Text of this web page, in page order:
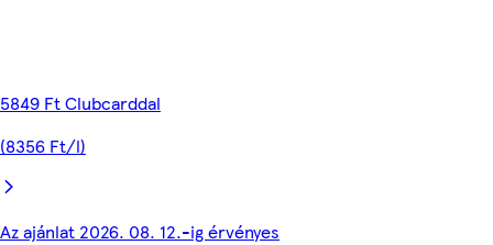
5849 Ft Clubcarddal
(8356 Ft/l)
Az ajánlat 2026. 08. 12.-ig érvényes